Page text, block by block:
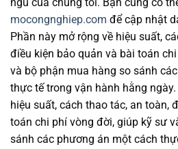
mocongnghiep.com để cập nhật
Phần này mở rộng về hiệu suất,
điều kiện bảo quản và bài toán
và bộ phận mua hàng so sánh
thực tế trong vận hành hằng
hiệu suất, cách thao tác, an toàn,
toán chi phí vòng đời, giúp kỹ sư
sánh các phương án một cách